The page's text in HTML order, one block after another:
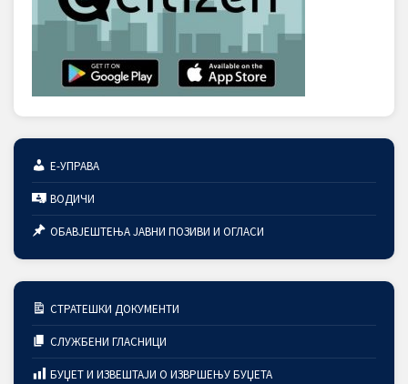
Е-УПРАВА
ВОДИЧИ
ОБАВЈЕШТЕЊА ЈАВНИ ПОЗИВИ И ОГЛАСИ
СТРАТЕШКИ ДОКУМЕНТИ
СЛУЖБЕНИ ГЛАСНИЦИ
БУЏЕТ И ИЗВЕШТАЈИ О ИЗВРШЕЊУ БУЏЕТА